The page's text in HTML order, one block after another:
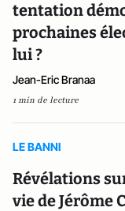
tentation
prochaines
lui ?
Jean-Eric Branaa
1 min de lecture
LE BANNI
Révélations
vie de Jérôme